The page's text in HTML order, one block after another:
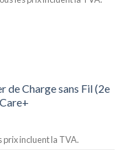
Charge sans Fil (2e
prix incluent la TVA.